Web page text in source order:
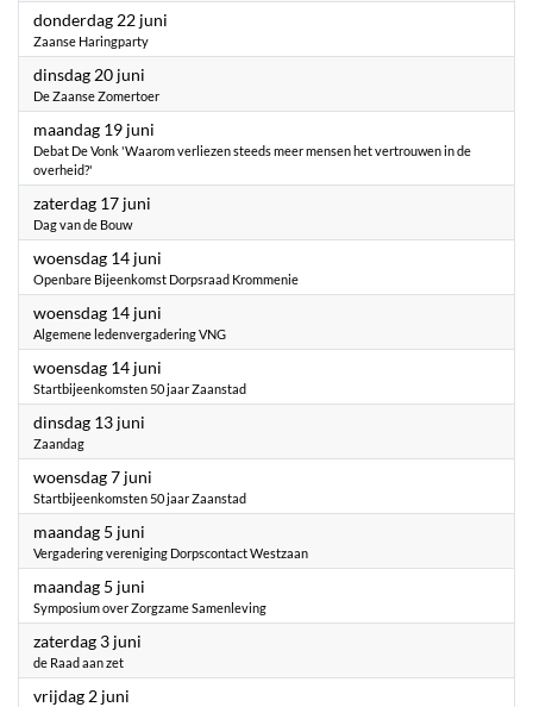
donderdag 22 juni
Zaanse Haringparty
dinsdag 20 juni
De Zaanse Zomertoer
maandag 19 juni
Debat De Vonk 'Waarom verliezen steeds meer mensen het vertrouwen in de
overheid?'
zaterdag 17 juni
Dag van de Bouw
woensdag 14 juni
Openbare Bijeenkomst Dorpsraad Krommenie
woensdag 14 juni
Algemene ledenvergadering VNG
woensdag 14 juni
Startbijeenkomsten 50 jaar Zaanstad
dinsdag 13 juni
Zaandag
woensdag 7 juni
Startbijeenkomsten 50 jaar Zaanstad
maandag 5 juni
Vergadering vereniging Dorpscontact Westzaan
maandag 5 juni
Symposium over Zorgzame Samenleving
zaterdag 3 juni
de Raad aan zet
vrijdag 2 juni